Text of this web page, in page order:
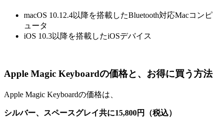
macOS 10.12.4以降を搭載したBluetooth対応Macコンピ
ュータ
iOS 10.3以降を搭載したiOSデバイス
Apple Magic Keyboardの価格と、お得に買う方法
Apple Magic Keyboardの価格は、
シルバー、スペースグレイ共に15,800円（税込）